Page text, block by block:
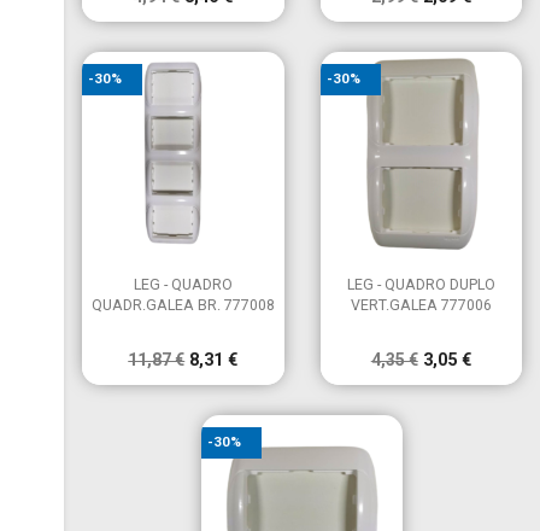
 Vista rápida
LEG - QUADRO
QUADR.GALEA BR. 777008
11,87 € 8,31 €
-30%
Vista rápida
LEG - QUADRO DUPLO
VERT.GALEA 777006
4,35 € 3,05 €
-30%
-30%